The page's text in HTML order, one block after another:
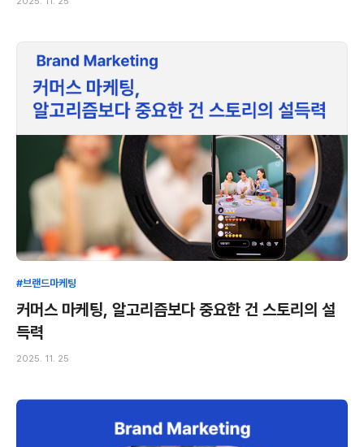
#브랜드마케팅
커머스 마케팅, 알고리즘보다 중요한 건 스토리의 설
득력
2025. 11. 25